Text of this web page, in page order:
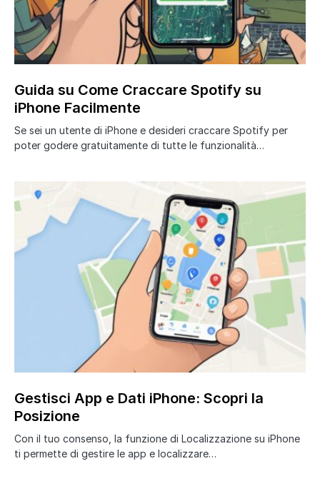
Guida su Come Craccare Spotify su
iPhone Facilmente
Se sei un utente di iPhone e desideri craccare Spotify per
poter godere gratuitamente di tutte le funzionalità…
Gestisci App e Dati iPhone: Scopri la
Posizione
Con il tuo consenso, la funzione di Localizzazione su iPhone
ti permette di gestire le app e localizzare…